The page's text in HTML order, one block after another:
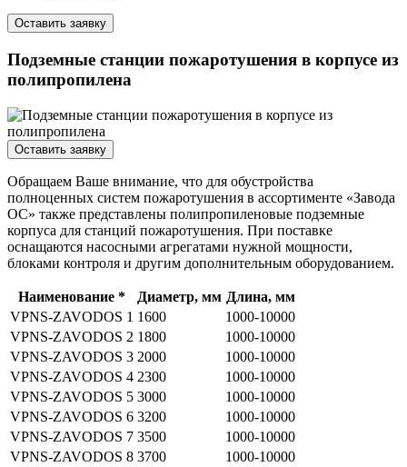
Оставить заявку
Подземные станции пожаротушения в корпусе из
полипропилена
Оставить заявку
Обращаем Ваше внимание, что для обустройства
полноценных систем пожаротушения в ассортименте «Завода
ОС» также представлены полипропиленовые подземные
корпуса для станций пожаротушения. При поставке
оснащаются насосными агрегатами нужной мощности,
блоками контроля и другим дополнительным оборудованием.
Наименование * Диаметр, мм Длина, мм
VPNS-ZAVODOS 1 1600
1000-10000
VPNS-ZAVODOS 2 1800
1000-10000
VPNS-ZAVODOS 3 2000
1000-10000
VPNS-ZAVODOS 4 2300
1000-10000
VPNS-ZAVODOS 5 3000
1000-10000
VPNS-ZAVODOS 6 3200
1000-10000
VPNS-ZAVODOS 7 3500
1000-10000
VPNS-ZAVODOS 8 3700
1000-10000